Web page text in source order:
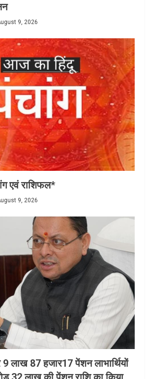
9, 2026
एवं राशिफल*
9, 2026
9 लाख 87 हजार17 पेंशन लाभार्थियों